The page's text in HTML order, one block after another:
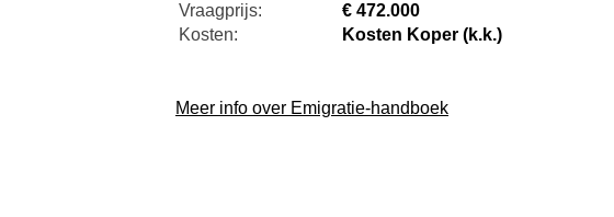
Vraagprijs:
€ 472.000
Kosten:
Kosten Koper (k.k.)
Meer info over Emigratie-handboek